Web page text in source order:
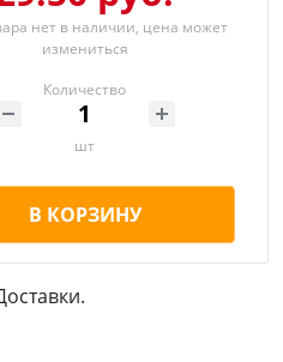
нет в наличии, цена может
измениться
Количество
шт
В КОРЗИНУ